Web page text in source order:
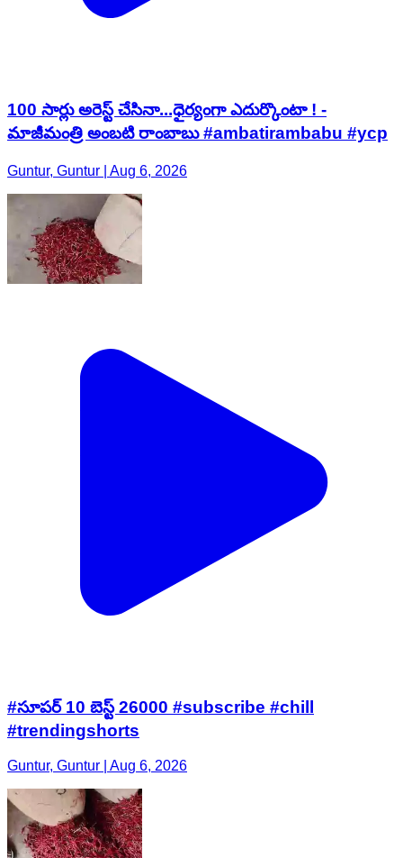
100 సార్లు అరెస్ట్ చేసినా...ధైర్యంగా ఎదుర్కొంటా ! -
మాజీమంత్రి అంబటి రాంబాబు #ambatirambabu #ycp
Guntur, Guntur | Aug 6, 2026
#సూపర్ 10 బెస్ట్ 26000 #subscribe #chill
#trendingshorts
Guntur, Guntur | Aug 6, 2026